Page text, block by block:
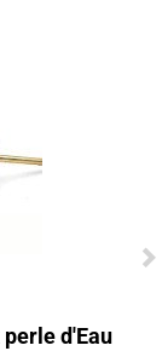
d'Eau